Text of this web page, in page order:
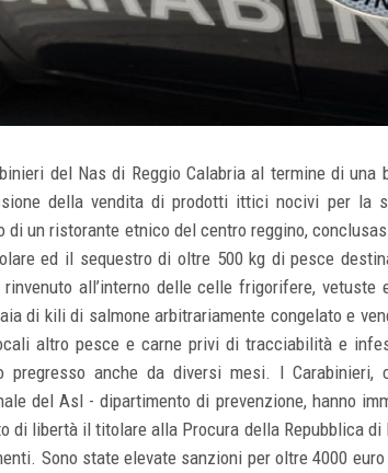
del Nas di Reggio Calabria al termine di
della vendita di prodotti ittici nocivi per la
di un ristorante etnico del centro reggino,
ed il sequestro di oltre 500 kg di pesce
rinvenuto all’interno delle celle frigorifere, vetuste
di kili di salmone arbitrariamente congelato e
altro pesce e carne privi di tracciabilità e
pregresso anche da diversi mesi. I
del Asl - dipartimento di prevenzione, hanno
di libertà il titolare alla Procura della Repubblica di
Sono state elevate sanzioni per oltre 4000